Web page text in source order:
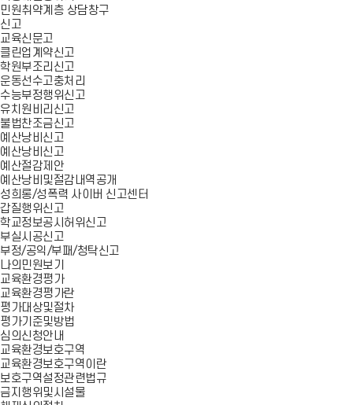
민원취약계층 상담창구
신고
교육신문고
클린업계약신고
학원부조리신고
운동선수고충처리
수능부정행위신고
유치원비리신고
불법찬조금신고
예산낭비신고
예산낭비신고
예산절감제안
예산낭비및절감내역공개
성희롱/성폭력 사이버 신고센터
갑질행위신고
학교정보공시허위신고
부실시공신고
부정/공익/부패/청탁신고
나의민원보기
교육환경평가
교육환경평가란
평가대상및절차
평가기준및방법
심의신청안내
교육환경보호구역
교육환경보호구역이란
보호구역설정관련법규
금지행위및시설물